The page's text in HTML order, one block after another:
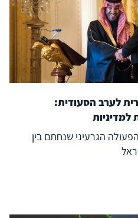
לערב הסעודית:
למדיניות
הגרעיני שנחתם בין